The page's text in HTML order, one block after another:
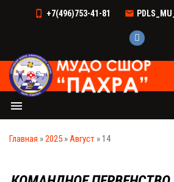
+7(496)753-41-81
menu
Главная »2025 »Август » 14